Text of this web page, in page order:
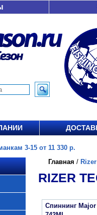
3-15 от 11 330 р.
Главная /
RIZER
Спиннинг